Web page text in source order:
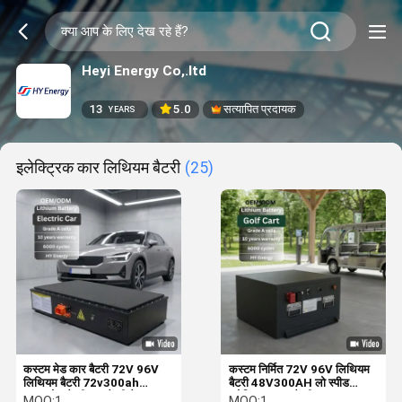
Heyi Energy Co,.ltd
13 YEARS 5.0 सत्यापित प्रदायक
इलेक्ट्रिक कार लिथियम बैटरी (25)
कस्टम मेड कार बैटरी 72V 96V
लिथियम बैटरी 72v300ah
लाइफपो4 बैटरी EV बैटरी पैक
कस्टम निर्मित 72V 96V लिथियम
बैटरी 48V300AH लो स्पीड
इलेक्ट्रिक कार बैटरी